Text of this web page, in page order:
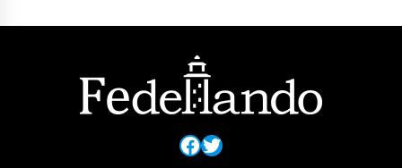
Facebook
Twitter